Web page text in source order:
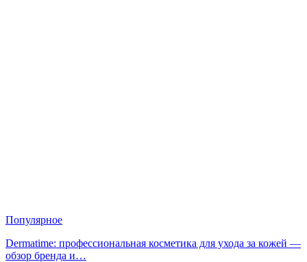
Популярное
Dermatime: профессиональная косметика для ухода за кожей —
обзор бренда и…